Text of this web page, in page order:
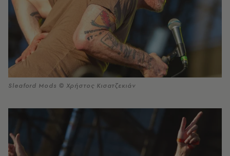
Sleaford Mods © Χρήστος Κισατζεκιάν